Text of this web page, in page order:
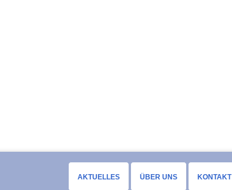
AKTUELLES ÜBER UNS KONTAKT